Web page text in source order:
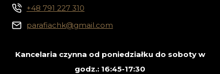
+48 791 227 310
parafiachk@gmail.com
Kancelaria czynna od poniedziałku do soboty w
godz.: 16:45-17:30